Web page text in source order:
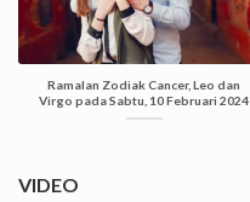
Ramalan Zodiak Cancer, Leo dan
Virgo pada Sabtu, 10 Februari 2024
VIDEO